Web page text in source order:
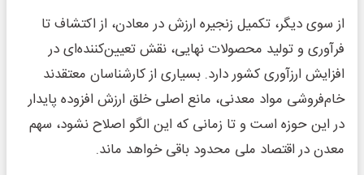
از سوی دیگر، تکمیل زنجیره ارزش در معادن، از اکتشاف تا
فرآوری و تولید محصولات نهایی، نقش تعیین‌کننده‌ای در
افزایش ارزآوری کشور دارد. بسیاری از کارشناسان معتقدند
خام‌فروشی مواد معدنی، مانع اصلی خلق ارزش افزوده پایدار
در این حوزه است و تا زمانی که این الگو اصلاح نشود، سهم
معدن در اقتصاد ملی محدود باقی خواهد ماند.